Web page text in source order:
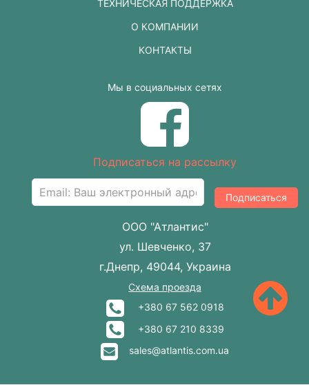
ТЕХНИЧЕСКАЯ ПОДДЕРЖКА
О КОМПАНИИ
КОНТАКТЫ
Мы в социальных сетях
Подписаться на рассылку
Подписаться
ООО "Атлантис"
ул. Шевченко, 37
г.Днепр, 49044, Украина
Схема проезда
+380 67 562 0918
+380 67 210 8339
sales@atlantis.com.ua